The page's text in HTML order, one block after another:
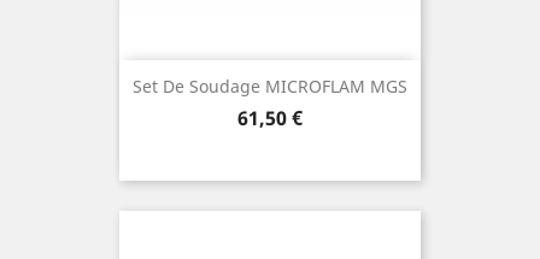
Set De Soudage MICROFLAM MGS
Preis
61,50 €